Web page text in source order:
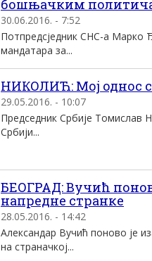
бошњачким
30.06.2016. - 7:52
Потпредсjедник СНС-а Марко
мандатара за...
НИКОЛИЋ: Mоj однос
29.05.2016. - 10:07
Председник Србиjе Tомислав
Србиjи...
БЕОГРАД: Вучић
напредне странке
28.05.2016. - 14:42
Александар Вучић поново је
на страначкој...